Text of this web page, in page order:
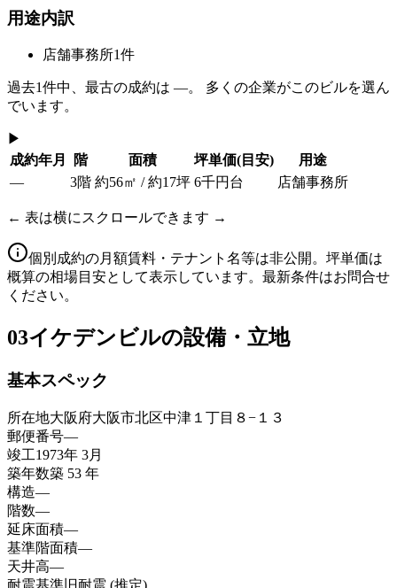
用途内訳
店舗事務所1件
過去1件中、最古の成約は —。 多くの企業がこのビルを選ん
でいます。
▶
成約年月
階 面積 坪単価(目安)
用途
—
3階 約56㎡ / 約17坪 6千円台 店舗事務所
← 表は横にスクロールできます →
個別成約の月額賃料・テナント名等は非公開。坪単価は
概算の相場目安として表示しています。最新条件はお問合せ
ください。
03イケデンビルの設備・立地
基本スペック
所在地大阪府大阪市北区中津１丁目８−１３
郵便番号—
竣工1973年 3月
築年数築 53 年
構造—
階数—
延床面積—
基準階面積—
天井高—
耐震基準 旧耐震 (推定)